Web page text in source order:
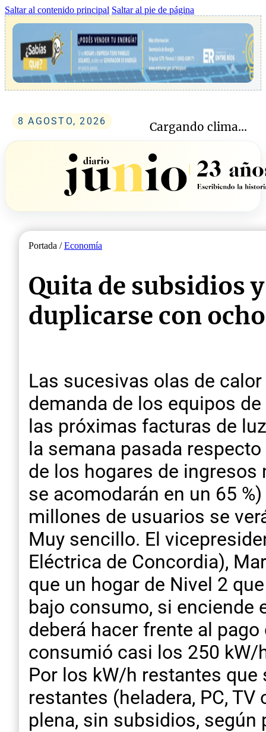
Saltar al contenido principal Saltar al pie de página
8 AGOSTO, 2026 Cargando clima...
Portada /Economía
Quita de subsidios
duplicarse con
Las sucesivas olas de
demanda de los equipos
las próximas facturas de
la semana pasada
de los hogares de ingresos
se acomodarán en un 65
millones de usuarios se
Muy sencillo. El
Eléctrica de Concordia),
que un hogar de Nivel 2
bajo consumo, si enciende
deberá hacer frente al
consumió casi los 250
Por los kW/h restantes
restantes (heladera, PC,
plena, sin subsidios, según